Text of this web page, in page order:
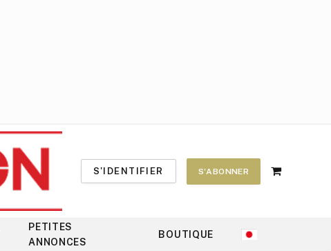
S'IDENTIFIER S'ABONNER
Shopping
PETITES
ANNONCES
BOUTIQUE